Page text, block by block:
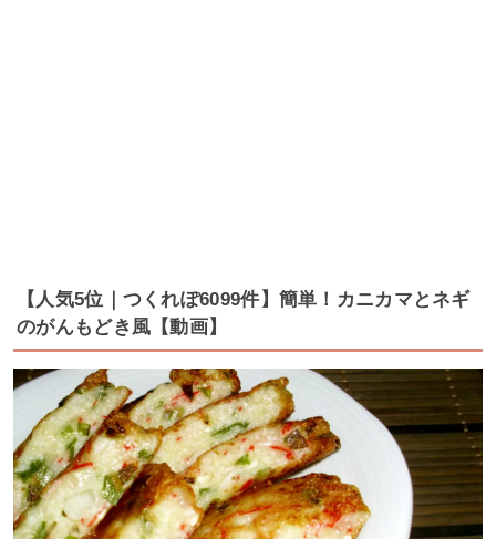
【人気5位｜つくれぽ6099件】簡単！カニカマとネギ
のがんもどき風【動画】